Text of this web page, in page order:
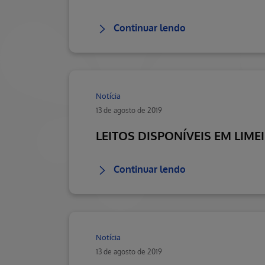
Continuar lendo
Notícia
13 de agosto de 2019
LEITOS DISPONÍVEIS EM
Continuar lendo
Notícia
13 de agosto de 2019